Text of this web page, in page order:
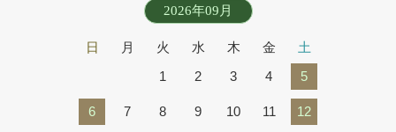
2026年09月
日 月 火 水 木 金
土
1
2 3 4 5
6 7 8 9 10 11 12